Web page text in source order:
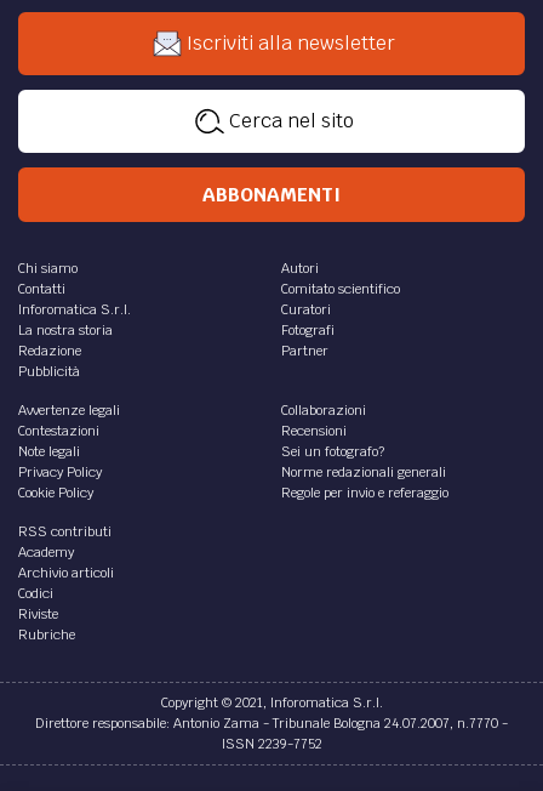
Iscriviti alla newsletter
Cerca nel sito
ABBONAMENTI
Chi siamo
Contatti
Inforomatica S.r.l.
La nostra storia
Redazione
Pubblicità
Autori
Comitato scientifico
Curatori
Fotografi
Partner
Avvertenze legali
Contestazioni
Note legali
Privacy Policy
Cookie Policy
Collaborazioni
Recensioni
Sei un fotografo?
Norme redazionali generali
Regole per invio e referaggio
RSS contributi
Academy
Archivio articoli
Codici
Riviste
Rubriche
Copyright © 2021, Inforomatica S.r.l.
Direttore responsabile: Antonio Zama - Tribunale Bologna 24.07.2007, n.7770 -
ISSN 2239-7752